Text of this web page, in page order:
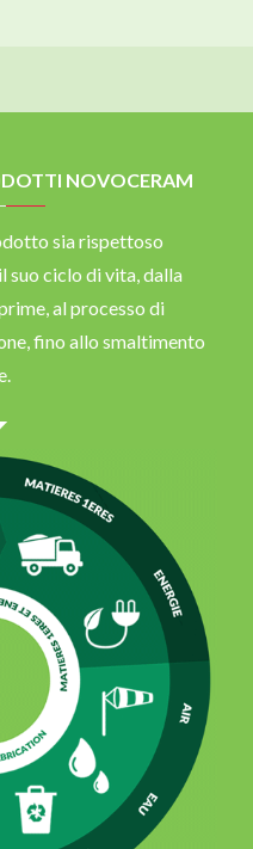
NOVOCERAM
sia rispettoso
suo ciclo di vita, dalla
al processo di
fino allo smaltimento